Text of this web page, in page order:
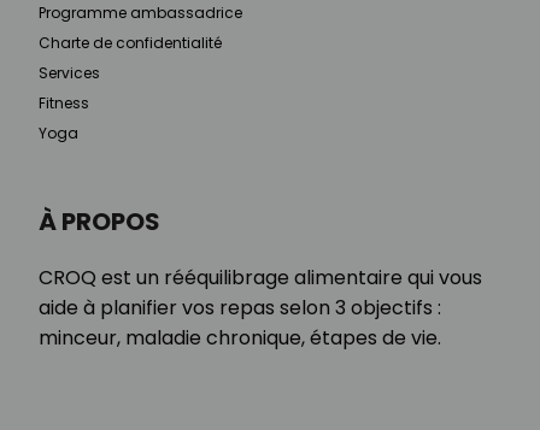
À PROPOS
CROQ est un rééquilibrage alimentaire qui vous
aide à planifier vos repas selon 3 objectifs :
minceur, maladie chronique, étapes de vie.
Programme ambassadrice
Charte de confidentialité
Services
Fitness
Yoga